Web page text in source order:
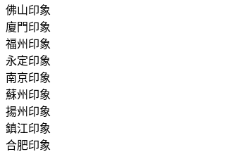
佛山印象
廈門印象
福州印象
永定印象
南京印象
蘇州印象
揚州印象
鎮江印象
合肥印象